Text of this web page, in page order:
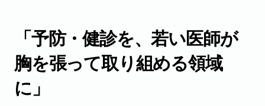
「予防・健診を、若い医師が
胸を張って取り組める領域
に」